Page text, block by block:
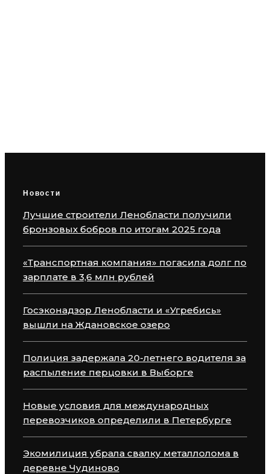
Новости
Лучшие строители Ленобласти получили
бронзовых бобров по итогам 2025 года
«Транспортная компания» погасила долг по
зарплате в 3,6 млн рублей
Госэконадзор Ленобласти и «Угребись»
вышли на Ждановское озеро
Полиция задержала 20-летнего водителя за
распыление перцовки в Выборге
Новые условия для международных
перевозчиков определили в Петербурге
Экомилиция убрала свалку металлолома в
деревне Чудиново